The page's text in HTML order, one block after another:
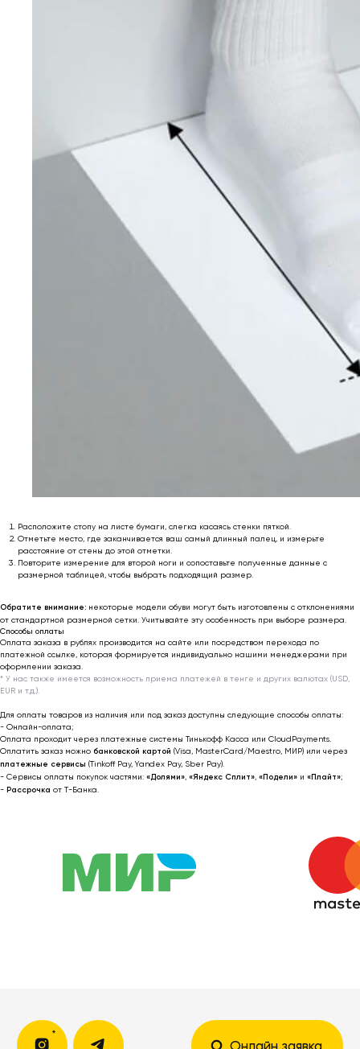
Расположите стопу на листе бумаги, слегка касаясь стенки пяткой.
Отметьте место, где заканчивается ваш самый длинный палец, и измерьте
расстояние от стены до этой отметки.
Повторите измерение для второй ноги и сопоставьте полученные данные с
размерной таблицей, чтобы выбрать подходящий размер.
Обратите внимание: некоторые модели обуви могут быть изготовлены с отклонениями
от стандартной размерной сетки. Учитывайте эту особенность при выборе размера.
Способы оплаты
Оплата заказа в рублях производится на сайте или посредством перехода по
платежной ссылке, которая формируется индивидуально нашими менеджерами при
оформлении заказа.
* У нас также имеется возможность приема платежей в тенге и других валютах (USD,
EUR и т.д.).
Для оплаты товаров из наличия или под заказ доступны следующие способы оплаты:
- Онлайн-оплата;
Оплата проходит через платежные системы Тинькофф Касса или CloudPayments.
Оплатить заказ можно банковской картой (Visa, MasterCard/Maestro, МИР) или через
платежные сервисы (Tinkoff Pay, Yandex Pay, Sber Pay).
- Сервисы оплаты покупок частями: «Долями», «Яндекс Сплит», «Подели» и «Плайт»;
- Рассрочка от T-Банка.
Онлайн заявка
support@outfit-item.ru
2022-2026 © OUTFIT.ITEM
Для покупателей
business@outfit-item.ru
По вопросам сотрудничества
📩 Узнавайте первыми о новинках и акциях
Женщинам
Мужчинам
Я соглашаюсь получать рекламные
Разработка сайта
Обработка
персональных данных